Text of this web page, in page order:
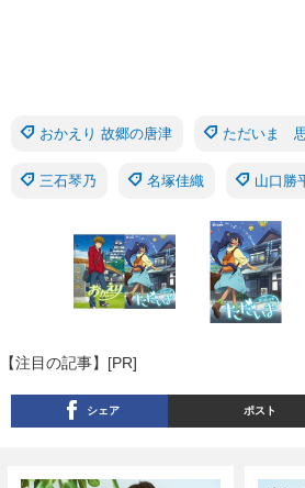
おかえり 故郷の唐津 ただいま
三石琴乃 名塚佳織 山口勝
【注目の記事】[PR]
シェア ポスト